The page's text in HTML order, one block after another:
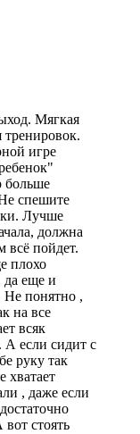
Мягкая
тренировок.
игре
больше
спешите
Лучше
должна
всё пойдет.
плохо
да еще и
Не понятно ,
на все
всяк
А если сидит с
руку так
хватает
, даже если
стоять